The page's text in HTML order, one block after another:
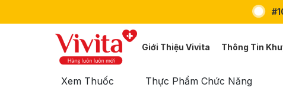
Giới Thiệu Vivita Thông Tin
Xem Thuốc Thực Phẩm Chức Năng